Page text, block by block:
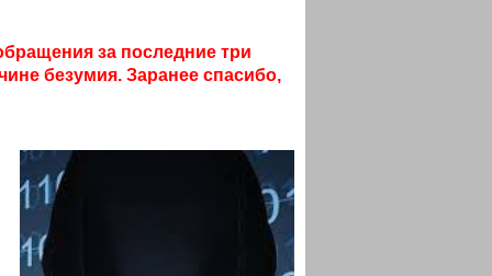
за последние три
безумия. Заранее спасибо,